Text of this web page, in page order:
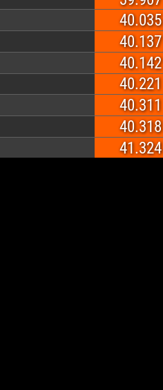
40.035
40.137
40.142
40.221
40.311
40.318
41.324